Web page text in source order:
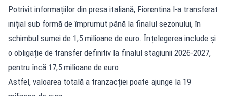
Potrivit informațiilor din presa italiană, Fiorentina l-a transferat
inițial sub formă de împrumut până la finalul sezonului, în
schimbul sumei de 1,5 milioane de euro. Înțelegerea include și
o obligație de transfer definitiv la finalul stagiunii 2026-2027,
pentru încă 17,5 milioane de euro.
Astfel, valoarea totală a tranzacției poate ajunge la 19